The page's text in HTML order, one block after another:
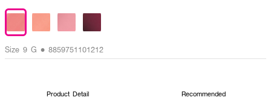
Size 9 G • 8859751101212
Product Detail Recommended